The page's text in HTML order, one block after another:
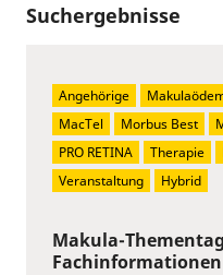
Suchergebnisse
Makula-
Angehörige
MacTel
Morbus Best
PRO RETINA
Therapie
Veranstaltung
Hybrid